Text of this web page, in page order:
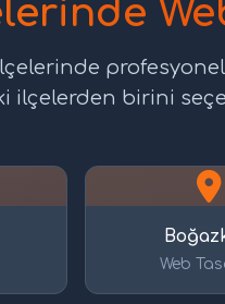
ilçelerden birini
Web